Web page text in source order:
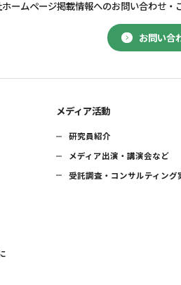
お問い合
ームページ掲載情報へのお問い合わせ・
メディア活動
研究員紹介
メディア出演・講演会など
受託調査・コンサルティング